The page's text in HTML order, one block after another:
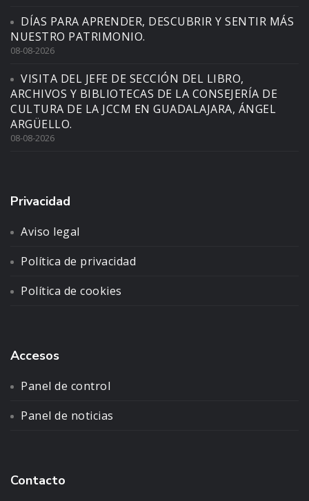
DÍAS PARA APRENDER, DESCUBRIR Y SENTIR MÁS
NUESTRO PATRIMONIO.
08-08-2026
VISITA DEL JEFE DE SECCIÓN DEL LIBRO,
ARCHIVOS Y BIBLIOTECAS DE LA CONSEJERÍA DE
CULTURA DE LA JCCM EN GUADALAJARA, ÁNGEL
ARGÜELLO.
08-08-2026
Privacidad
Aviso legal
Política de privacidad
Política de cookies
Accesos
Panel de control
Panel de noticias
Contacto